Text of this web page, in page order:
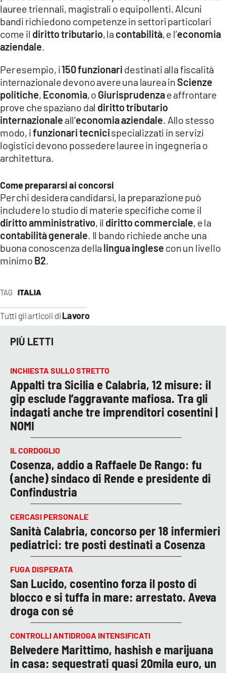
TAG ITALIA
Tutti gli articoli di Lavoro
lauree triennali, magistrali o equipollenti. Alcuni
bandi richiedono competenze in settori particolari
come il diritto tributario, la contabilità, e l’economia
aziendale
Per esempio, i150 funzionari destinati alla fiscalità
internazionale devono avere una laurea inScienze
politiche, Economia, o Giurisprudenzae affrontare
prove che spaziano dal diritto tributario
internazionale all’economia aziendale . Allo stesso
modo, ifunzionari tecnicispecializzati in servizi
logistici devono possedere lauree in ingegneria o
architettura.
Come prepararsi ai concorsi
Per chi desidera candidarsi, la preparazione può
includere lo studio di materie specifiche come il
diritto amministrativo, il diritto commerciale, e la
contabilità generale . Il bando richiede anche una
buona conoscenza della lingua inglese con un livello
minimo B2
PIÙ LETTI
INCHIESTA SULLO STRETTO
Appalti tra Sicilia e Calabria, 12 misure: il
gip esclude l’aggravante mafiosa. Tra gli
indagati anche tre imprenditori cosentini |
NOMI
IL CORDOGLIO
Cosenza, addio a Raffaele De Rango: fu
(anche) sindaco di Rende e presidente di
Confindustria
CERCASI PERSONALE
Sanità Calabria, concorso per 18 infermieri
pediatrici: tre posti destinati a Cosenza
FUGA DISPERATA
San Lucido, cosentino forza il posto di
blocco e si tuffa in mare: arrestato. Aveva
droga con sé
CONTROLLI ANTIDROGA INTENSIFICATI
Belvedere Marittimo, hashish e marijuana
in casa: sequestrati quasi 20mila euro, un